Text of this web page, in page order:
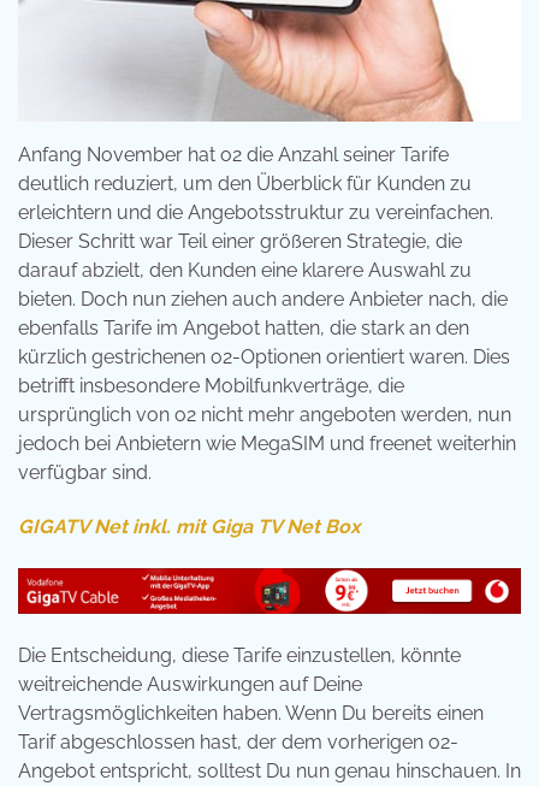
Anfang November hat o2 die Anzahl seiner Tarife
deutlich reduziert, um den Überblick für Kunden zu
erleichtern und die Angebotsstruktur zu vereinfachen.
Dieser Schritt war Teil einer größeren Strategie, die
darauf abzielt, den Kunden eine klarere Auswahl zu
bieten. Doch nun ziehen auch andere Anbieter nach, die
ebenfalls Tarife im Angebot hatten, die stark an den
kürzlich gestrichenen o2-Optionen orientiert waren. Dies
betrifft insbesondere Mobilfunkverträge, die
ursprünglich von o2 nicht mehr angeboten werden, nun
jedoch bei Anbietern wie MegaSIM und freenet weiterhin
verfügbar sind.
GIGATV Net inkl. mit Giga TV Net Box
Die Entscheidung, diese Tarife einzustellen, könnte
weitreichende Auswirkungen auf Deine
Vertragsmöglichkeiten haben. Wenn Du bereits einen
Tarif abgeschlossen hast, der dem vorherigen o2-
Angebot entspricht, solltest Du nun genau hinschauen. In